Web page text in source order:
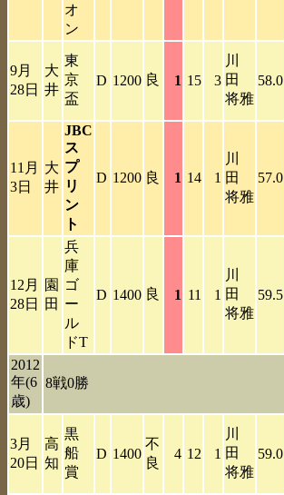
オ
ン
9月
28日
大
井
東
京
盃
D 1200 良 1 15 3
川
田
将雅
58.0
11月
3日
大
井
JBC
ス
プ
リ
ン
ト
D 1200 良 1 14 1
川
田
将雅
57.0
12月
28日
園
田
兵
庫
ゴ
ー
ル
ドT
D 1400 良 1 11 1
川
田
将雅
59.5
2012
年(6
歳)
8戦0勝
3月
20日
高
知
黒
船
賞
D 1400
不
良
4 12 1
川
田
将雅
59.0